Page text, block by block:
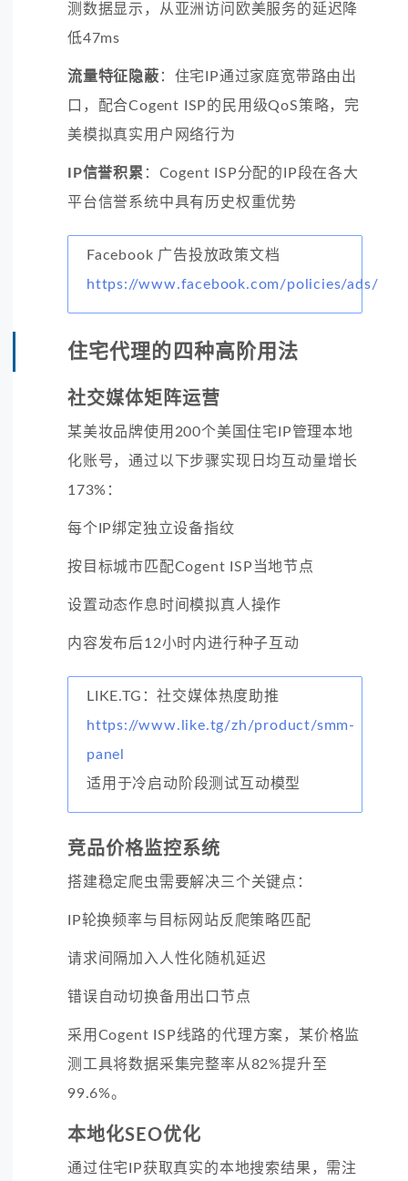
测数据显示，从亚洲访问欧美服务的延迟降
低47ms
流量特征隐蔽 ：住宅IP通过家庭宽带路由出
口，配合Cogent ISP的民用级QoS策略，完
美模拟真实用户网络行为
IP信誉积累 ：Cogent ISP分配的IP段在各大
平台信誉系统中具有历史权重优势
Facebook 广告投放政策文档
https://www.facebook.com/policies/ads/
住宅代理的四种高阶用法
社交媒体矩阵运营
某美妆品牌使用200个美国住宅IP管理本地
化账号，通过以下步骤实现日均互动量增长
173%：
每个IP绑定独立设备指纹
按目标城市匹配Cogent ISP当地节点
设置动态作息时间模拟真人操作
内容发布后12小时内进行种子互动
LIKE.TG：社交媒体热度助推
https://www.like.tg/zh/product/smm-
panel
适用于冷启动阶段测试互动模型
竞品价格监控系统
搭建稳定爬虫需要解决三个关键点：
IP轮换频率与目标网站反爬策略匹配
请求间隔加入人性化随机延迟
错误自动切换备用出口节点
采用Cogent ISP线路的代理方案，某价格监
测工具将数据采集完整率从82%提升至
99.6%。
本地化SEO优化
通过住宅IP获取真实的本地搜索结果，需注